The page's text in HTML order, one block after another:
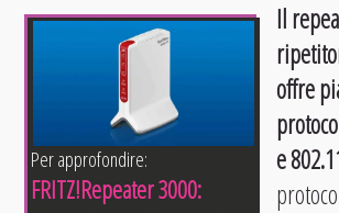
Per approfondire:
FRITZ!Repeater 3000:
Il
offre
e